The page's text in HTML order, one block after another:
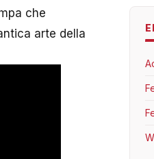
che
arte della